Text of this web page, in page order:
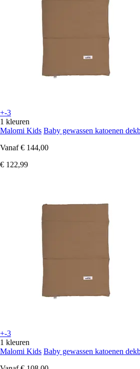
+-3
1 kleuren
Malomi Kids Baby gewassen katoenen
Vanaf € 144,00
€ 122,99
+-3
1 kleuren
Malomi Kids Baby gewassen katoenen